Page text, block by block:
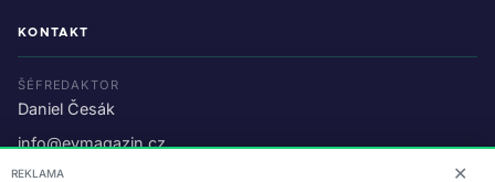
KONTAKT
ŠÉFREDAKTOR
Daniel Česák
info@evmagazin.cz
O nás
REKLAMA ✕